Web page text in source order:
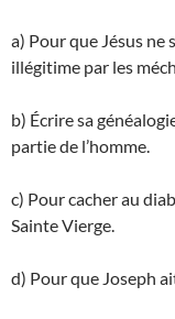
a) Pour que Jésus ne
illégitime par les
b) Écrire sa
partie de l’homme.
c) Pour cacher au
Sainte Vierge.
d) Pour que Joseph